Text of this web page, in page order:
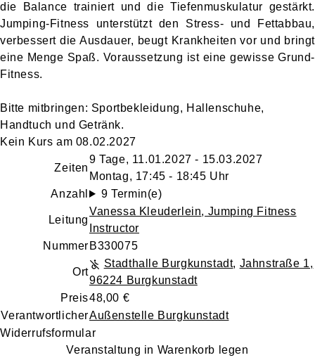
die Balance trainiert und die Tiefenmuskulatur gestärkt.
Jumping-Fitness unterstützt den Stress- und Fettabbau,
verbessert die Ausdauer, beugt Krankheiten vor und bringt
eine Menge Spaß. Voraussetzung ist eine gewisse Grund-
Fitness.
Bitte mitbringen: Sportbekleidung, Hallenschuhe,
Handtuch und Getränk.
Kein Kurs am 08.02.2027
Zeiten
9 Tage, 11.01.2027 - 15.03.2027
Montag, 17:45 - 18:45 Uhr
Anzahl
9 Termin(e)
Leitung
Vanessa Kleuderlein, Jumping Fitness
Instructor
Nummer B330075
Ort
Stadthalle Burgkunstadt, Jahnstraße 1,
96224 Burgkunstadt
Preis48,00 €
VerantwortlicherAußenstelle Burgkunstadt
Widerrufsformular
Veranstaltung in Warenkorb legen